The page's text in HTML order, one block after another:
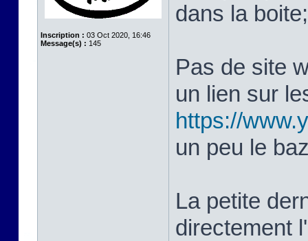
Inscription : 03 Oct 2020, 16:46
Message(s) : 145
dans la
Pas de site
un lien sur
https://
un peu le
La petite
directement